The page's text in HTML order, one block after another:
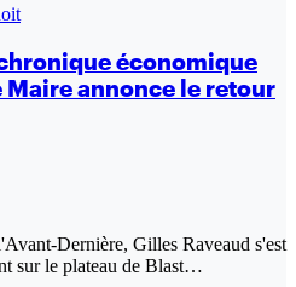
économique
Maire annonce le retour
Dernière, Gilles Raveaud s'est
sur le plateau de Blast…